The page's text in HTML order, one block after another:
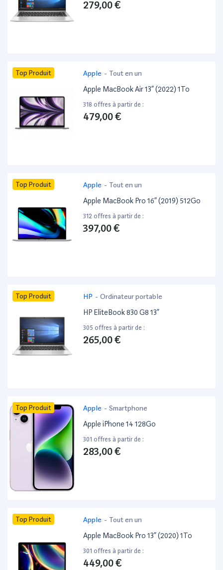
279,00 €
Top Produit Apple - Tout en un
Apple MacBook Air 13” (2022) 1To
318 offres à partir de :
479,00 €
Top Produit Apple - Tout en un
Apple MacBook Pro 16” (2019) 512Go
312 offres à partir de :
397,00 €
Top Produit HP - Ordinateur portable
HP EliteBook 830 G8 13”
305 offres à partir de :
265,00 €
Top Produit Apple - Smartphone
Apple iPhone 14 128Go
301 offres à partir de :
283,00 €
Top Produit Apple - Tout en un
Apple MacBook Pro 13” (2020) 1To
301 offres à partir de :
449,00 €